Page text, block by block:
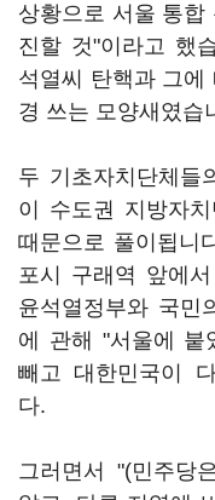
상황으로 서울 통합
진할 것"이라고 했
석열씨 탄핵과 그에
경 쓰는 모양새였습
두 기초자치단체들
이 수도권 지방자
때문으로 풀이됩니
포시 구래역 앞에
윤석열정부와 국민
에 관해 "서울에 붙
빼고 대한민국이
다.
그러면서 "(민주당